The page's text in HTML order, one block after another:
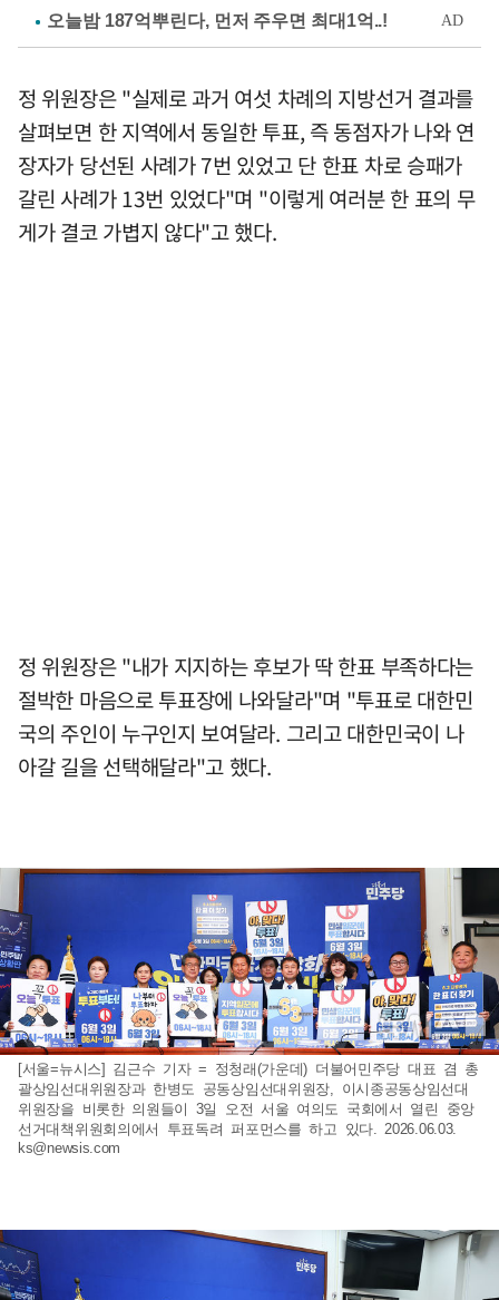
정 위원장은 "실제로 과거 여섯 차례의 지방선거 결과를
살펴보면 한 지역에서 동일한 투표, 즉 동점자가 나와 연
장자가 당선된 사례가 7번 있었고 단 한표 차로 승패가
갈린 사례가 13번 있었다"며 "이렇게 여러분 한 표의 무
게가 결코 가볍지 않다"고 했다.
정 위원장은 "내가 지지하는 후보가 딱 한표 부족하다는
절박한 마음으로 투표장에 나와달라"며 "투표로 대한민
국의 주인이 누구인지 보여달라. 그리고 대한민국이 나
아갈 길을 선택해달라"고 했다.
[서울=뉴시스] 김근수 기자 = 정청래(가운데) 더불어민주당 대표 겸 총
괄상임선대위원장과 한병도 공동상임선대위원장, 이시종공동상임선대
위원장을 비롯한 의원들이 3일 오전 서울 여의도 국회에서 열린 중앙
선거대책위원회의에서 투표독려 퍼포먼스를 하고 있다. 2026.06.03.
ks@newsis.com